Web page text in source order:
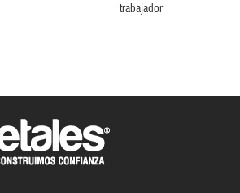
trabajador